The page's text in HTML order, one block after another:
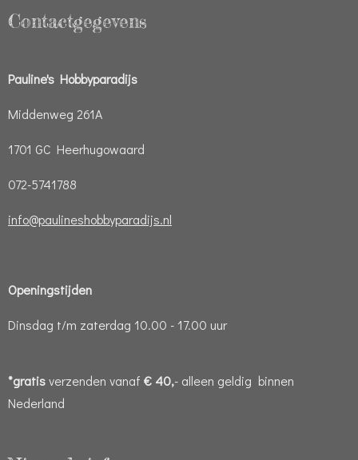
Contactgegevens
Pauline's Hobbyparadijs
Middenweg 261A
1701 GC Heerhugowaard
072-5741788
info@paulineshobbyparadijs.nl
Openingstijden
Dinsdag t/m zaterdag 10.00 - 17.00 uur
*gratisverzenden vanaf € 40,- alleen geldig binnen
Nederland